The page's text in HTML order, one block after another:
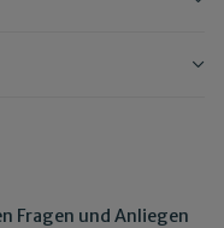
Fragen und Anliegen